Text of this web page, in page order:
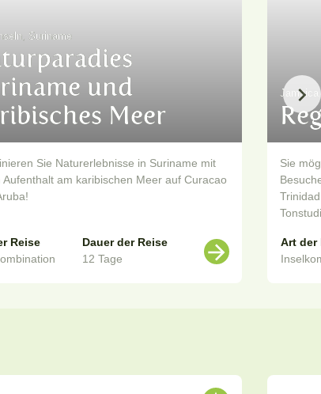
Suriname
und
Meer
Sie Naturerlebnisse in Suriname mit
Aufenthalt am karibischen Meer auf Curacao
Reise
Dauer der Reise
12 Tage
Sie
Art der